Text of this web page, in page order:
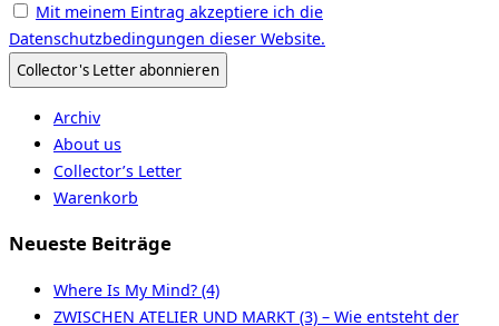
Mit meinem Eintrag akzeptiere ich die
Datenschutzbedingungen dieser Website.
Archiv
About us
Collector’s Letter
Warenkorb
Neueste Beiträge
Where Is My Mind? (4)
ZWISCHEN ATELIER UND MARKT (3) – Wie entsteht der